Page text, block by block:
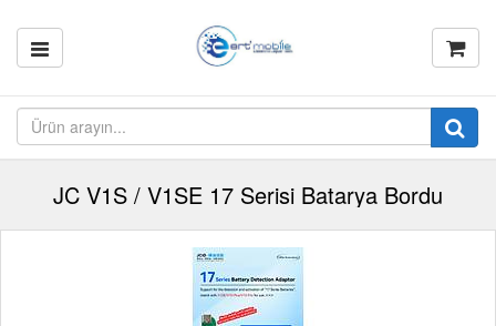
JC V1S / V1SE 17 Serisi Batarya Bordu